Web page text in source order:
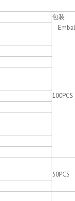
包装
100PCS
50PCS